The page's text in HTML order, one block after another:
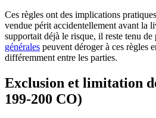
Ces règles ont des implications
vendue périt accidentellement avant la
supportait déjà le risque, il reste tenu
générales peuvent déroger à ces règles
différemment entre les parties.
Exclusion et limitation
199-200 CO)